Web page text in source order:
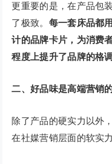
更重要的是，在产品包
了极致。 每一套床品都
计的品牌卡片，为消费
程度上提升了品牌的格
二、好品味是高端营销
除了产品的硬实力以外
在社媒营销层面的软实力